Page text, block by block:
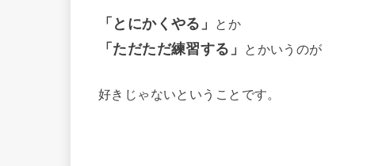
「とにかくやる」 とか
「ただただ練習する」 とかいうのが
好きじゃないということです。